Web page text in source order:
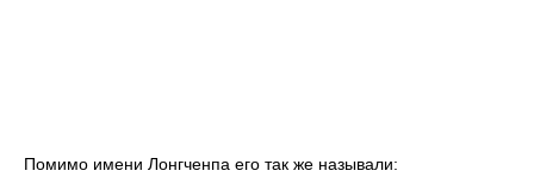
Помимо имени Лонгченпа его так же называли: